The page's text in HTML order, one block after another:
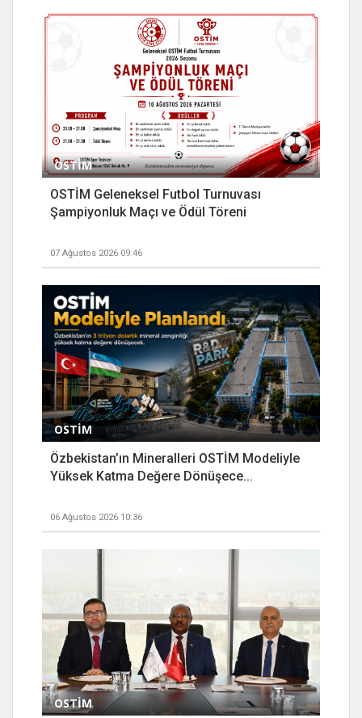
OSTİM
OSTİM Geleneksel Futbol Turnuvası
Şampiyonluk Maçı ve Ödül Töreni
07 Ağustos 2026 09:46
OSTİM
Özbekistan’ın Mineralleri OSTİM Modeliyle
Yüksek Katma Değere Dönüşece...
06 Ağustos 2026 10:36
OSTİM